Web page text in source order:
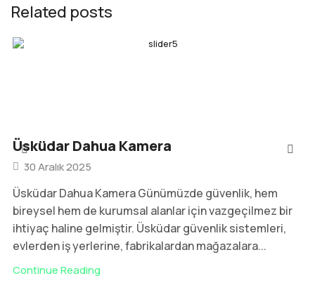
Related posts
Üsküdar Dahua Kamera
30 Aralık 2025
Üsküdar Dahua Kamera Günümüzde güvenlik, hem
bireysel hem de kurumsal alanlar için vazgeçilmez bir
ihtiyaç haline gelmiştir. Üsküdar güvenlik sistemleri,
evlerden iş yerlerine, fabrikalardan mağazalara...
Continue Reading